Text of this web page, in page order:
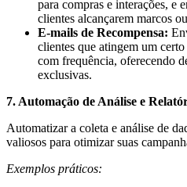
para compras e interações, e
clientes alcançarem marcos
E-mails de Recompensa:
clientes que atingem um
com frequência, oferecendo
exclusivas.
7. Automação de Análise e
Automatizar a coleta e análise de
valiosos para otimizar suas
Exemplos práticos: